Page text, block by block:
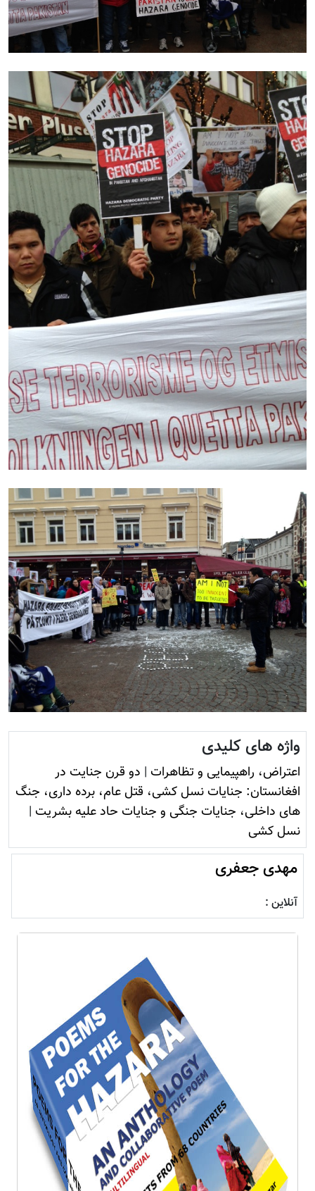
واژه های کلیدی
اعتراض، راهپیمایی و تظاهرات | دو قرن جنایت در
افغانستان: جنایات نسل کشی، قتل عام، برده داری، جنگ
های داخلی، جنایات جنگی و جنایات حاد علیه بشریت |
نسل کشی
مهدی جعفری
آنلاین :